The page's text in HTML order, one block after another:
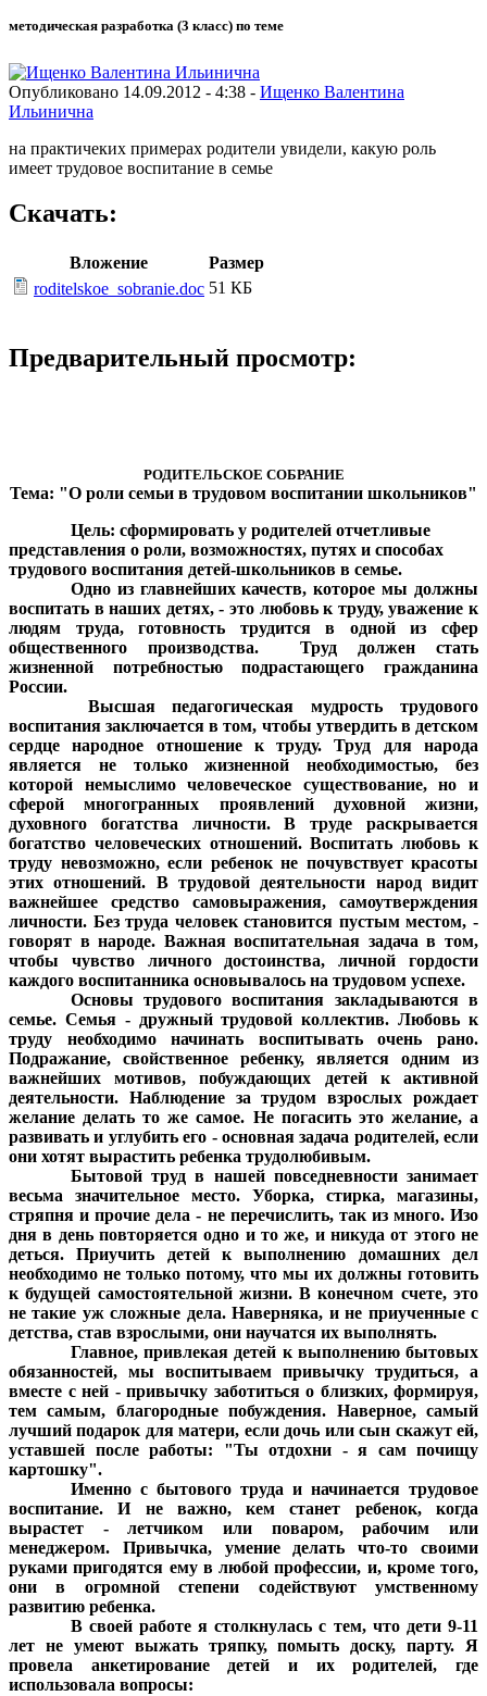
методическая разработка (3 класс) по теме
Опубликовано 14.09.2012 - 4:38 - Ищенко Валентина
Ильинична
на практичеких примерах родители увидели, какую роль
имеет трудовое воспитание в семье
Скачать:
Вложение
Размер
roditelskoe_sobranie.doc 51 КБ
Предварительный просмотр:
РОДИТЕЛЬСКОЕ СОБРАНИЕ
Тема: "О роли семьи в трудовом воспитании школьников"
Цель: сформировать у родителей отчетливые
представления о роли, возможностях, путях и способах
трудового воспитания детей-школьников в семье.
Одно из главнейших качеств, которое мы должны
воспитать в наших детях, - это любовь к труду, уважение к
людям труда, готовность трудится в одной из сфер
общественного производства. Труд должен стать
жизненной потребностью подрастающего гражданина
России.
Высшая педагогическая мудрость трудового
воспитания заключается в том, чтобы утвердить в детском
сердце народное отношение к труду. Труд для народа
является не только жизненной необходимостью, без
которой немыслимо человеческое существование, но и
сферой многогранных проявлений духовной жизни,
духовного богатства личности. В труде раскрывается
богатство человеческих отношений. Воспитать любовь к
труду невозможно, если ребенок не почувствует красоты
этих отношений. В трудовой деятельности народ видит
важнейшее средство самовыражения, самоутверждения
личности. Без труда человек становится пустым местом, -
говорят в народе. Важная воспитательная задача в том,
чтобы чувство личного достоинства, личной гордости
каждого воспитанника основывалось на трудовом успехе.
Основы трудового воспитания закладываются в
семье. Семья - дружный трудовой коллектив. Любовь к
труду необходимо начинать воспитывать очень рано.
Подражание, свойственное ребенку, является одним из
важнейших мотивов, побуждающих детей к активной
деятельности. Наблюдение за трудом взрослых рождает
желание делать то же самое. Не погасить это желание, а
развивать и углубить его - основная задача родителей, если
они хотят вырастить ребенка трудолюбивым.
Бытовой труд в нашей повседневности занимает
весьма значительное место. Уборка, стирка, магазины,
стряпня и прочие дела - не перечислить, так из много. Изо
дня в день повторяется одно и то же, и никуда от этого не
деться. Приучить детей к выполнению домашних дел
необходимо не только потому, что мы их должны готовить
к будущей самостоятельной жизни. В конечном счете, это
не такие уж сложные дела. Наверняка, и не приученные с
детства, став взрослыми, они научатся их выполнять.
Главное, привлекая детей к выполнению бытовых
обязанностей, мы воспитываем привычку трудиться, а
вместе с ней - привычку заботиться о близких, формируя,
тем самым, благородные побуждения. Наверное, самый
лучший подарок для матери, если дочь или сын скажут ей,
уставшей после работы: "Ты отдохни - я сам почищу
картошку".
Именно с бытового труда и начинается трудовое
воспитание. И не важно, кем станет ребенок, когда
вырастет - летчиком или поваром, рабочим или
менеджером. Привычка, умение делать что-то своими
руками пригодятся ему в любой профессии, и, кроме того,
они в огромной степени содействуют умственному
развитию ребенка.
В своей работе я столкнулась с тем, что дети 9-11
лет не умеют выжать тряпку, помыть доску, парту. Я
провела анкетирование детей и их родителей, где
использовала вопросы: